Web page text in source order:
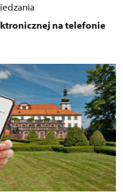
na telefonie